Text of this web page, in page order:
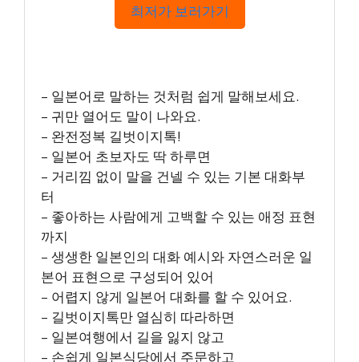
최저가 보러가기
– 일본어로 말하는 것처럼 쉽게 말해보세요.
– 귀만 열어도 말이 나와요.
– 완전정복 길벗이지톡!
– 일본어 초보자도 딱 하루면
– 거리낌 없이 말을 건넬 수 있는 기본 대화부
터
– 좋아하는 사람에게 고백할 수 있는 애정 표현
까지
– 생생한 일본인의 대화 예시와 자연스러운 일
본어 표현으로 구성되어 있어
– 어렵지 않게 일본어 대화를 할 수 있어요.
– 길벗이지톡만 열심히 따라하면
– 일본여행에서 길을 잃지 않고
– 손쉽게 일본식당에서 주문하고